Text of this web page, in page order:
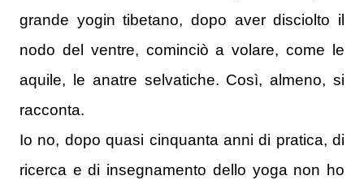
grande yogin tibetano, dopo aver disciolto il
nodo del ventre, cominciò a volare, come le
aquile, le anatre selvatiche. Così, almeno, si
racconta.
Io no, dopo quasi cinquanta anni di pratica, di
ricerca e di insegnamento dello yoga non ho